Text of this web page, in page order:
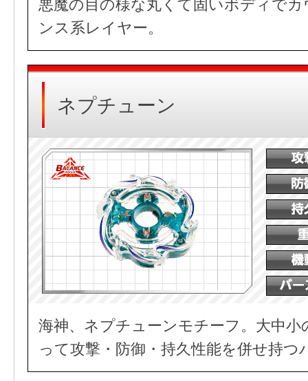
悪魔の目の様な丸くて固いボディで
ンス系レイヤー。
ネプチューン
海神、ネプチューンモチーフ。大中
って攻撃・防御・持久性能を併せ持